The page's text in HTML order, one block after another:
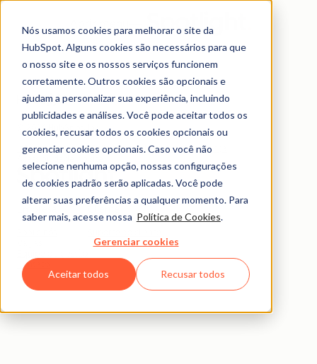
Nós usamos cookies para melhorar o site da
HubSpot. Alguns cookies são necessários para que
o nosso site e os nossos serviços funcionem
corretamente. Outros cookies são opcionais e
ajudam a personalizar sua experiência, incluindo
publicidades e análises. Você pode aceitar todos os
cookies, recusar todos os cookies opcionais ou
gerenciar cookies opcionais. Caso você não
selecione nenhuma opção, nossas configurações
de cookies padrão serão aplicadas. Você pode
alterar suas preferências a qualquer momento. Para
saber mais, acesse nossa Política de Cookies.
Gerenciar cookies
Aceitar todos Recusar todos
© 2026 HubSpot, Inc.
Informações legaisPolítica de privacidadeSegurança
Contato